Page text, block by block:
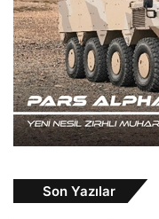
Son Yazılar